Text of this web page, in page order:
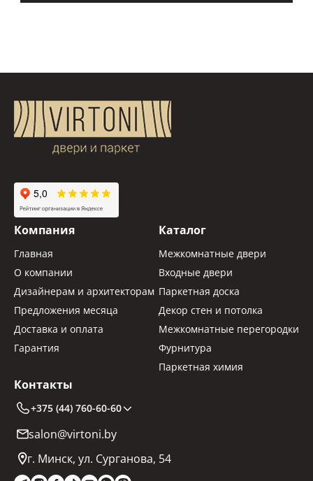
Компания
Главная
О компании
Дизайнерам и архитекторам
Предложения месяца
Доставка и оплата
Гарантия
Каталог
Межкомнатные двери
Входные двери
Паркетная доска
Декор стен и потолка
Межкомнатные перегородки
Фурнитура
Паркетная химия
Контакты
+375 (44) 760-60-60
salon@virtoni.by
г. Минск, ул. Сурганова, 54